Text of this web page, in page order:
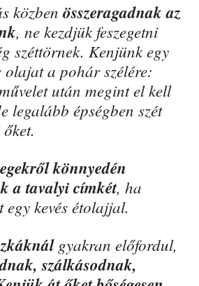
közben összeragadnak az
, ne kezdjük feszegetni
széttörnek. Kenjünk egy
olajat a pohár szélére:
után megint el kell
legalább épségben szét
könnyedén
a tavalyi címkét, ha
egy kevés étolajjal.
gyakran előfordul,
szálkásodnak,